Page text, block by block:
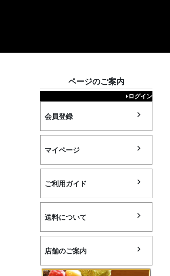
ページのご案内
ログイン
会員登録
マイページ
ご利用ガイド
送料について
店舗のご案内